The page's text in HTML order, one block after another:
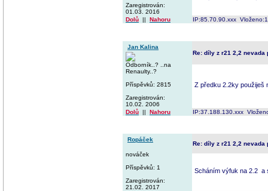
Zaregistrován:
01.03. 2016
Dolů || Nahoru IP:85.70.90.xxx
Jan Kalina
Odborník..? ..na
Renaulty..?
Příspěvků: 2815
Zaregistrován:
10.02. 2006
Re: díly z r21 2,2 nevada
Z předku 2.2ky použiješ
Dolů || Nahoru IP:37.188.130.xxx
Ropáček
nováček
Příspěvků: 1
Zaregistrován:
21.02. 2017
Re: díly z r21 2,2 nevada
Scháním výfuk na 2.2 a